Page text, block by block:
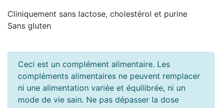
Cliniquement sans lactose, cholestérol et purine
Sans gluten
Ceci est un complément alimentaire. Les
compléments alimentaires ne peuvent remplacer
ni une alimentation variée et équilibrée, ni un
mode de vie sain. Ne pas dépasser la dose